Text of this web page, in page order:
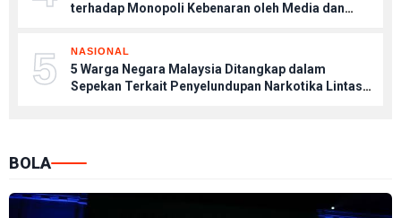
terhadap Monopoli Kebenaran oleh Media dan
5 NASIONAL
5 Warga Negara Malaysia Ditangkap dalam
Sepekan Terkait Penyelundupan Narkotika Lintas
BOLA